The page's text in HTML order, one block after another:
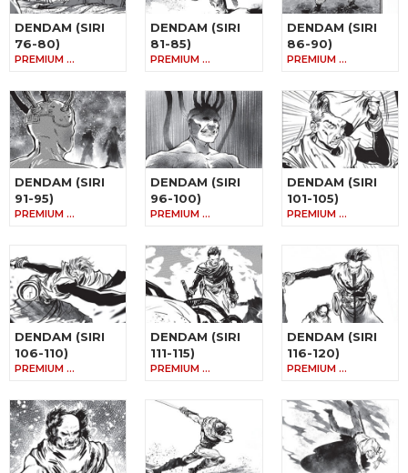
DENDAM (SIRI
76-80)
PREMIUM …
DENDAM (SIRI
81-85)
PREMIUM …
DENDAM (SIRI
86-90)
PREMIUM …
DENDAM (SIRI
91-95)
PREMIUM …
DENDAM (SIRI
96-100)
PREMIUM …
DENDAM (SIRI
101-105)
PREMIUM …
DENDAM (SIRI
106-110)
PREMIUM …
DENDAM (SIRI
111-115)
PREMIUM …
DENDAM (SIRI
116-120)
PREMIUM …